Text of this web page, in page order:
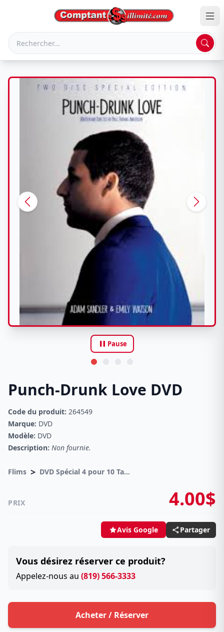
pause Pause
Punch-Drunk Love DVD
Code du produit: 264549
Marque: DVD
Modèle: DVD
Description: Non fournie.
Flims > DVD Spécial 4 pour 10 Taxes incluses sur -4.00$
PRIX 4.00$
Avis Google Partager
Vous désirez réserver ce produit?
Appelez-nous au (819) 566-3333
Acheter / Réserver